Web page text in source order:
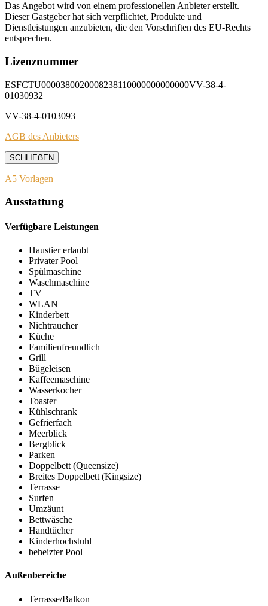
Das Angebot wird von einem professionellen Anbieter erstellt.
Dieser Gastgeber hat sich verpflichtet, Produkte und
Dienstleistungen anzubieten, die den Vorschriften des EU-Rechts
entsprechen.
Lizenznummer
ESFCTU0000380020008238110000000000000VV-38-4-
01030932
VV-38-4-0103093
AGB des Anbieters
SCHLIEẞEN
A5 Vorlagen
Ausstattung
Verfügbare Leistungen
Haustier erlaubt
Privater Pool
Spülmaschine
Waschmaschine
TV
WLAN
Kinderbett
Nichtraucher
Küche
Familienfreundlich
Grill
Bügeleisen
Kaffeemaschine
Wasserkocher
Toaster
Kühlschrank
Gefrierfach
Meerblick
Bergblick
Parken
Doppelbett (Queensize)
Breites Doppelbett (Kingsize)
Terrasse
Surfen
Umzäunt
Bettwäsche
Handtücher
Kinderhochstuhl
beheizter Pool
Außenbereiche
Terrasse/Balkon